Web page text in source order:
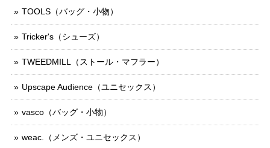
TOOLS（バッグ・小物）
Tricker's（シューズ）
TWEEDMILL（ストール・マフラー）
Upscape Audience（ユニセックス）
vasco（バッグ・小物）
weac.（メンズ・ユニセックス）